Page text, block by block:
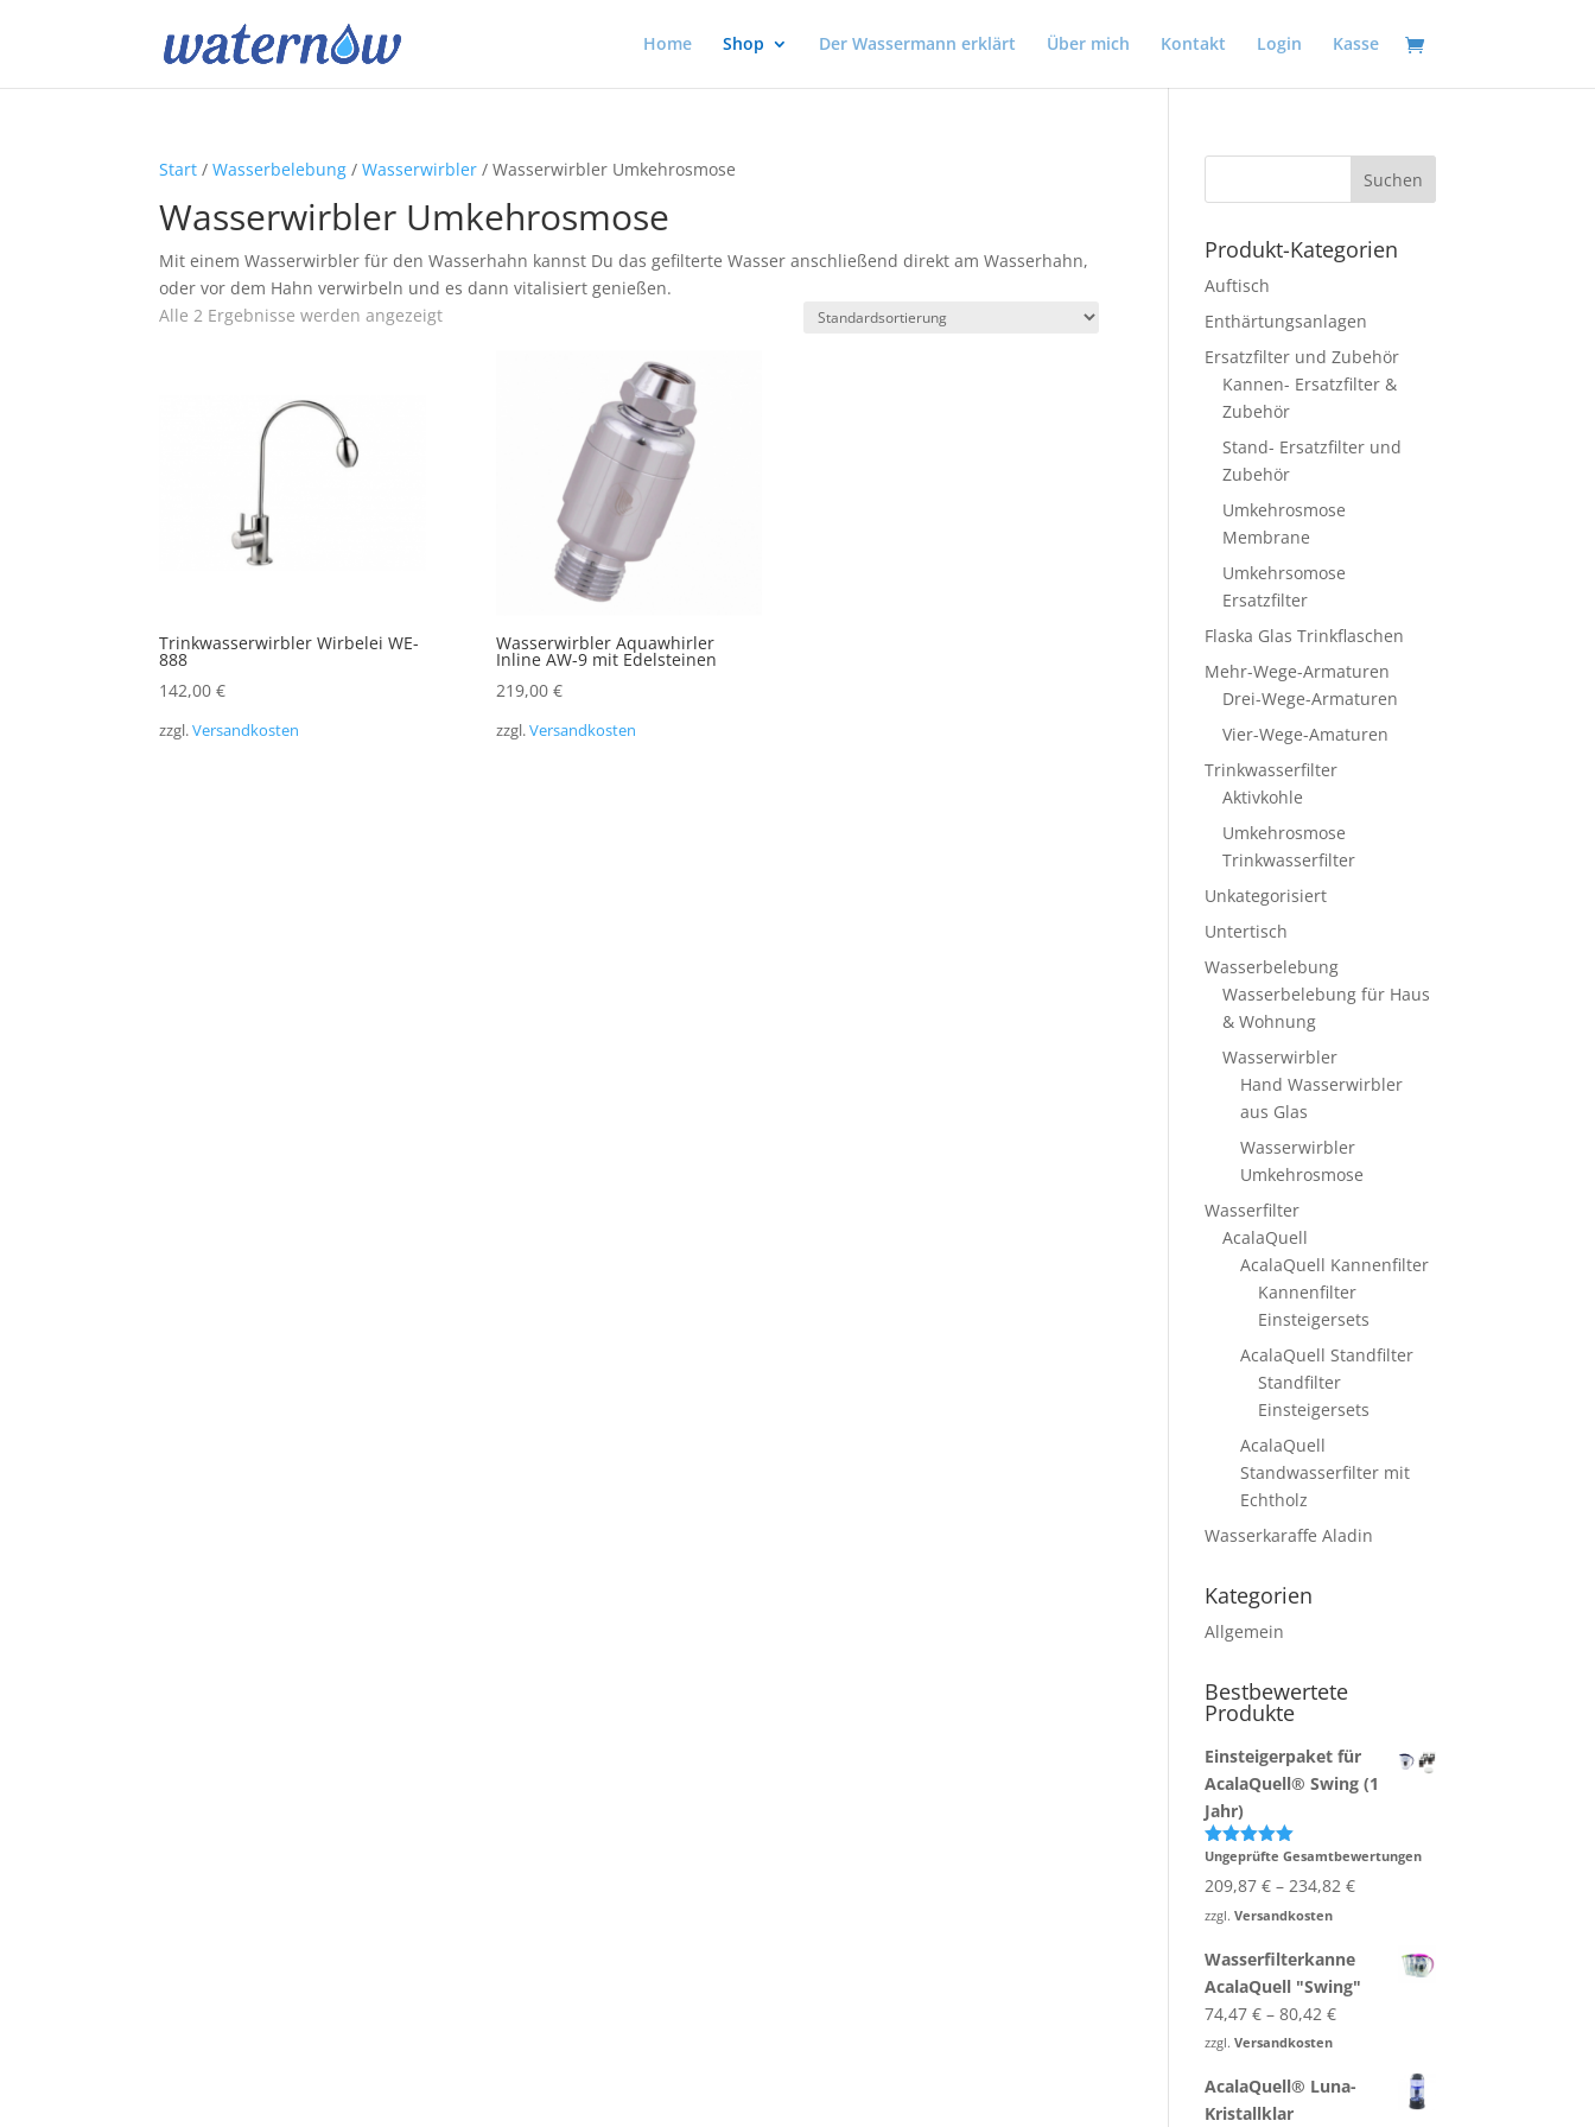
Home Shop Der Wassermann erklärt Über mich Kontakt Login Kasse
Start /Wasserbelebung /Wasserwirbler / Wasserwirbler Umkehrosmose
Wasserwirbler Umkehrosmose
Mit einem Wasserwirbler für den Wasserhahn kannst Du das gefilterte Wasser anschließend direkt am Wasserhahn,
oder vor dem Hahn verwirbeln und es dann vitalisiert genießen.
Alle 2 Ergebnisse werden angezeigt
Trinkwasserwirbler Wirbelei WE-
888
142,00€
zzgl.Versandkosten
Wasserwirbler Aquawhirler
Inline AW-9 mit Edelsteinen
219,00 €
zzgl.Versandkosten
Produkt-Kategorien
Auftisch
Enthärtungsanlagen
Ersatzfilter und Zubehör
Kannen- Ersatzfilter &
Zubehör
Stand- Ersatzfilter und
Zubehör
Umkehrosmose
Membrane
Umkehrsomose
Ersatzfilter
Flaska Glas Trinkflaschen
Mehr-Wege-Armaturen
Drei-Wege-Armaturen
Vier-Wege-Amaturen
Trinkwasserfilter
Aktivkohle
Umkehrosmose
Trinkwasserfilter
Unkategorisiert
Untertisch
Wasserbelebung
Wasserbelebung für Haus
& Wohnung
Wasserwirbler
Hand Wasserwirbler
aus Glas
Wasserwirbler
Umkehrosmose
Wasserfilter
AcalaQuell
AcalaQuell Kannenfilter
Kannenfilter
Einsteigersets
AcalaQuell Standfilter
Standfilter
Einsteigersets
AcalaQuell
Standwasserfilter mit
Echtholz
Wasserkaraffe Aladin
Kategorien
Allgemein
Bestbewertete
Produkte
Einsteigerpaket für
AcalaQuell® Swing (1
Jahr)
Bewertet
von 5
Ungeprüfte Gesamtbewertungen
209,87€ –234,82€
zzgl.Versandkosten
Wasserfilterkanne
AcalaQuell "Swing"
74,47€ –80,42€
zzgl.Versandkosten
AcalaQuell® Luna-
Kristallklar